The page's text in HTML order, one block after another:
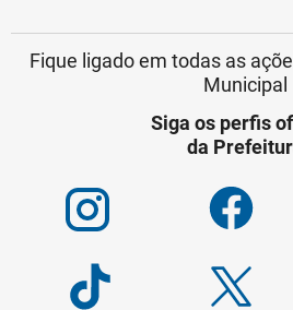
Fique ligado em todas as
Municipal
Siga os perfis
da